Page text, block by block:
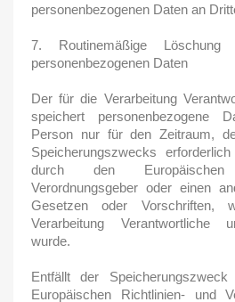
personenbezogenen Daten an
7. Routinemäßige
personenbezogenen Daten
Der für die Verarbeitung
speichert personenbezogene
Person nur für den Zeitraum,
Speicherungszwecks
durch den
Verordnungsgeber oder einen
Gesetzen oder Vorschriften,
Verarbeitung Verantwortliche
wurde.
Entfällt der
Europäischen Richtlinien- und